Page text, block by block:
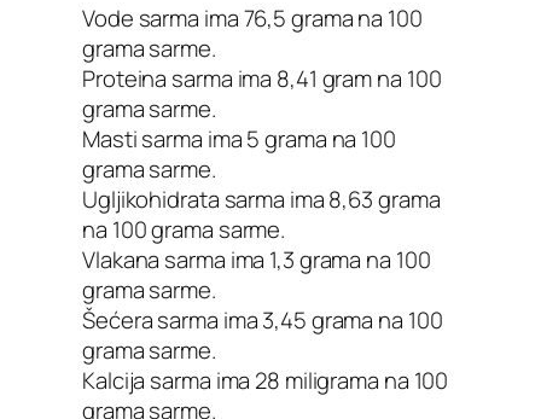
Vode sarma ima 76,5 grama na 100
grama sarme.
Proteina sarma ima 8,41 gram na 100
grama sarme.
Masti sarma ima 5 grama na 100
grama sarme.
Ugljikohidrata sarma ima 8,63 grama
na 100 grama sarme.
Vlakana sarma ima 1,3 grama na 100
grama sarme.
Šećera sarma ima 3,45 grama na 100
grama sarme.
Kalcija sarma ima 28 miligrama na 100
grama sarme.